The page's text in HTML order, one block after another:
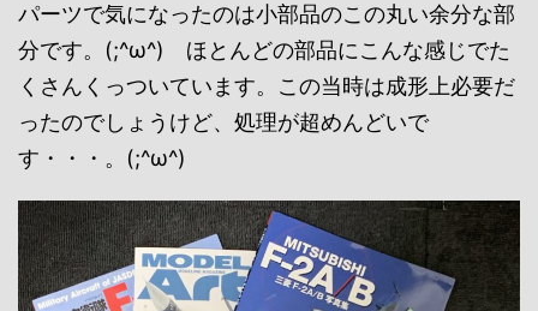
パーツで気になったのは小部品のこの丸い余分な部
分です。(;^ω^) ほとんどの部品にこんな感じでた
くさんくっついています。この当時は成形上必要だ
ったのでしょうけど、処理が超めんどいで
す・・・。(;^ω^)